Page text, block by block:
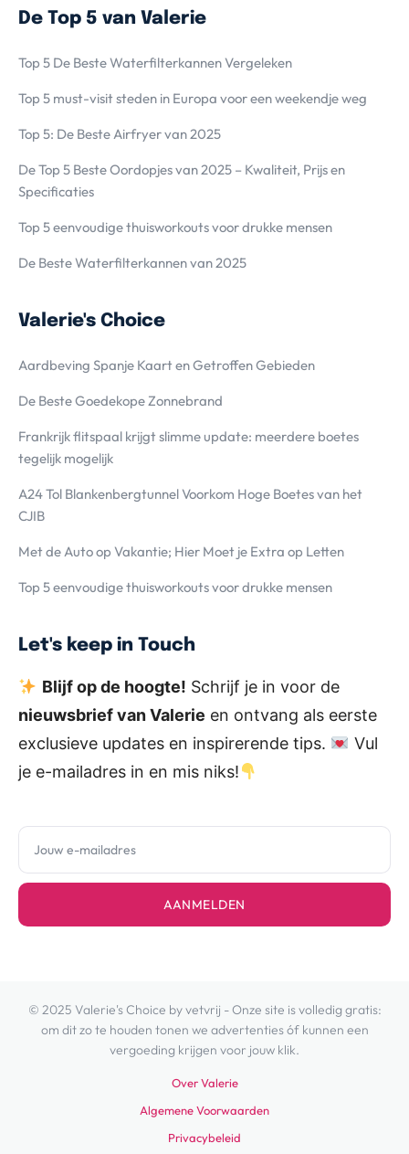
De Top 5 van Valerie
Top 5 De Beste Waterfilterkannen Vergeleken
Top 5 must-visit steden in Europa voor een weekendje weg
Top 5: De Beste Airfryer van 2025
De Top 5 Beste Oordopjes van 2025 – Kwaliteit, Prijs en
Specificaties
Top 5 eenvoudige thuisworkouts voor drukke mensen
De Beste Waterfilterkannen van 2025
Valerie's Choice
Aardbeving Spanje Kaart en Getroffen Gebieden
De Beste Goedekope Zonnebrand
Frankrijk flitspaal krijgt slimme update: meerdere boetes
tegelijk mogelijk
A24 Tol Blankenbergtunnel Voorkom Hoge Boetes van het
CJIB
Met de Auto op Vakantie; Hier Moet je Extra op Letten
Top 5 eenvoudige thuisworkouts voor drukke mensen
Let's keep in Touch
Blijf op de hoogte! Schrijf je in voor de
nieuwsbrief van Valerie en ontvang als eerste
exclusieve updates en inspirerende tips.
Vul
je e-mailadres in en mis niks!
AANMELDEN
© 2025 Valerie's Choice by vetvrij - Onze site is volledig gratis:
om dit zo te houden tonen we advertenties óf kunnen een
vergoeding krijgen voor jouw klik.
Over Valerie
Algemene Voorwaarden
Privacybeleid